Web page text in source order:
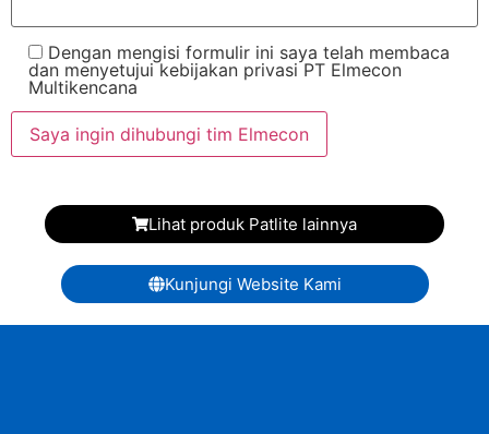
Dengan mengisi formulir ini saya telah membaca
dan menyetujui kebijakan privasi PT Elmecon
Multikencana
Lihat produk Patlite lainnya
Kunjungi Website Kami